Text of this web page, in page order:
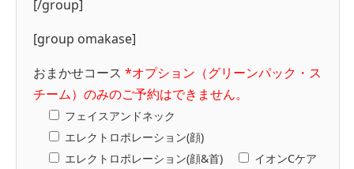
[/group]
[group omakase]
おまかせコース *オプション（グリーンパック・ス
チーム）のみのご予約はできません。
フェイスアンドネック
エレクトロポレーション(顔)
エレクトロポレーション(顔&首)
イオンCケア